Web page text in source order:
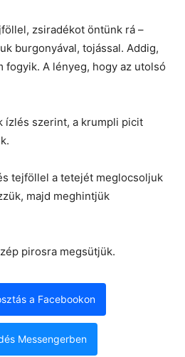
zsiradékot öntünk rá –
burgonyával, tojással. Addig,
fogyik. A lényeg, hogy az utolsó
ízlés szerint, a krumpli picit
tejföllel a tetejét meglocsoljuk
majd meghintjük
pirosra megsütjük.
a Facebookon
Messengerben